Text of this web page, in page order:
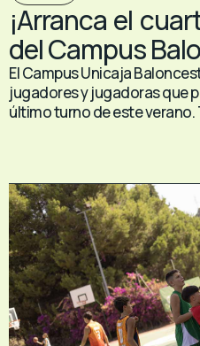
¡Arranca el
del Campus
El Campus Unicaja
jugadores y jugadoras que
último turno de este verano.